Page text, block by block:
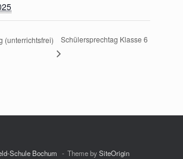
(unterrichtsfrei) Schülersprechtag Klasse 6
Schule Bochum Theme bySiteOrigin